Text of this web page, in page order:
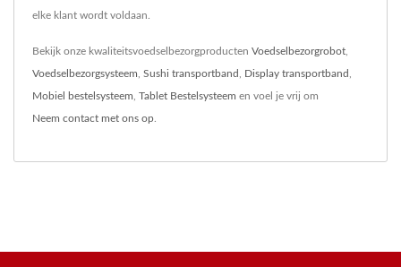
elke klant wordt voldaan.
Bekijk onze kwaliteitsvoedselbezorgproducten Voedselbezorgrobot,
Voedselbezorgsysteem, Sushi transportband , Display transportband ,
Mobiel bestelsysteem, Tablet Bestelsysteem en voel je vrij om
Neem contact met ons op.